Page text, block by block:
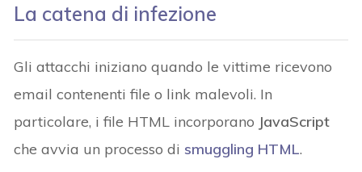
La catena di infezione
Gli attacchi iniziano quando le vittime ricevono
email contenenti file o link malevoli. In
particolare, i file HTML incorporano JavaScript
che avvia un processo di smuggling HTML.